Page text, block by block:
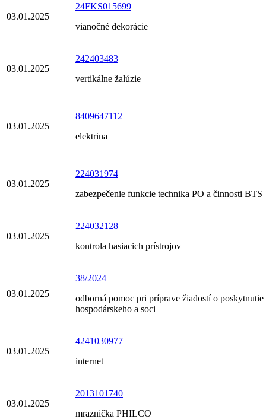
03.01.2025
24FKS015699
vianočné dekorácie
03.01.2025
242403483
vertikálne žalúzie
03.01.2025
8409647112
elektrina
03.01.2025
224031974
zabezpečenie funkcie technika PO a činnosti BTS
03.01.2025
224032128
kontrola hasiacich prístrojov
03.01.2025
38/2024
odborná pomoc pri príprave žiadostí o
hospodárskeho a soci
03.01.2025
4241030977
internet
03.01.2025
2013101740
mraznička PHILCO